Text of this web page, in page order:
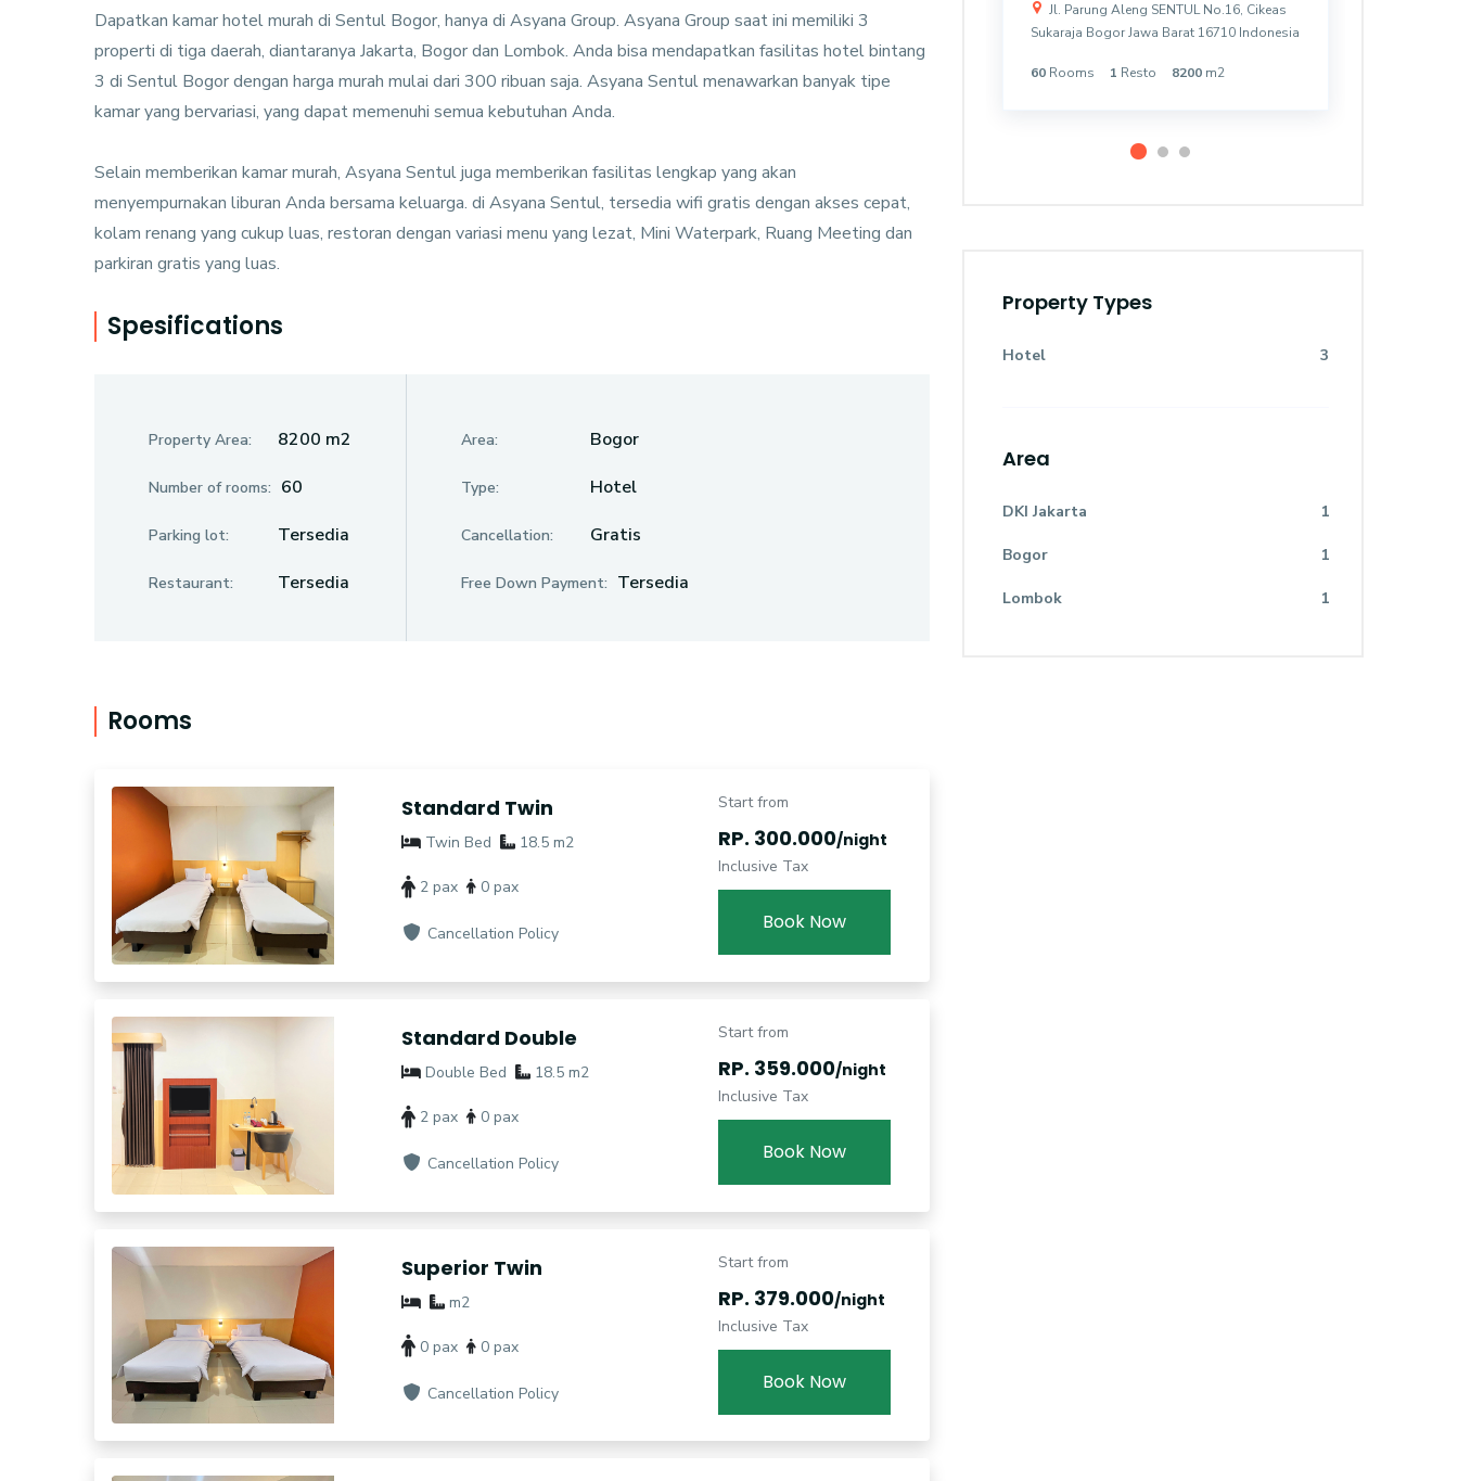
Dapatkan kamar hotel murah di Sentul Bogor, hanya di Asyana Group. Asyana Group saat ini memiliki 3
properti di tiga daerah, diantaranya Jakarta, Bogor dan Lombok. Anda bisa mendapatkan fasilitas hotel bintang
3 di Sentul Bogor dengan harga murah mulai dari 300 ribuan saja. Asyana Sentul menawarkan banyak tipe
kamar yang bervariasi, yang dapat memenuhi semua kebutuhan Anda.
Selain memberikan kamar murah, Asyana Sentul juga memberikan fasilitas lengkap yang akan
menyempurnakan liburan Anda bersama keluarga. di Asyana Sentul, tersedia wifi gratis dengan akses cepat,
kolam renang yang cukup luas, restoran dengan variasi menu yang lezat, Mini Waterpark, Ruang Meeting dan
parkiran gratis yang luas.
Spesifications
Property Area: 8200 m2
Number of rooms: 60
Parking lot: Tersedia
Restaurant: Tersedia
Area: Bogor
Type: Hotel
Cancellation: Gratis
Free Down Payment: Tersedia
Rooms
Standard Twin
Twin Bed 18.5 m2
2 pax 0 pax
Cancellation Policy
Start from
RP. 300.000/night
Inclusive Tax
Book Now
Standard Double
Double Bed 18.5 m2
2 pax 0 pax
Cancellation Policy
Start from
RP. 359.000/night
Inclusive Tax
Book Now
Superior Twin
m2
0 pax 0 pax
Cancellation Policy
Start from
RP. 379.000/night
Inclusive Tax
Book Now
Rinjani Lombok
0Rooms 1 Resto 2000m2
Jl. Parung Aleng SENTUL No.16, Cikeas
Sukaraja Bogor Jawa Barat 16710 Indonesia
60 Rooms 1 Resto 8200 m2
Property Types
Hotel 3
Area
DKI Jakarta 1
Bogor 1
Lombok 1